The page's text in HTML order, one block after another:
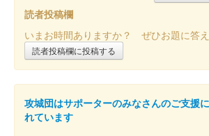
読者投稿欄
いまお時間ありますか？ ぜひお題に答え
読者投稿欄に投稿する
攻城団はサポーターのみなさんのご支援
れています